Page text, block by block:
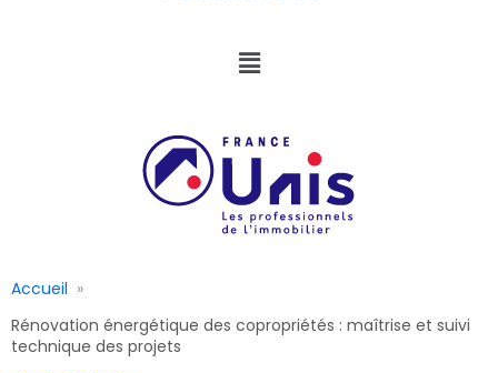
Accueil
Rénovation énergétique des copropriétés : maîtrise et suivi
technique des projets